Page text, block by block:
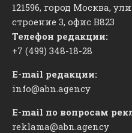
121596, город Москва,
строение 3, офис ​В823
Телефон редакции:
+7 (499) 348-18-28
E-mail редакции:
info@abn.agency
E-mail по вопросам
reklama@abn.agency